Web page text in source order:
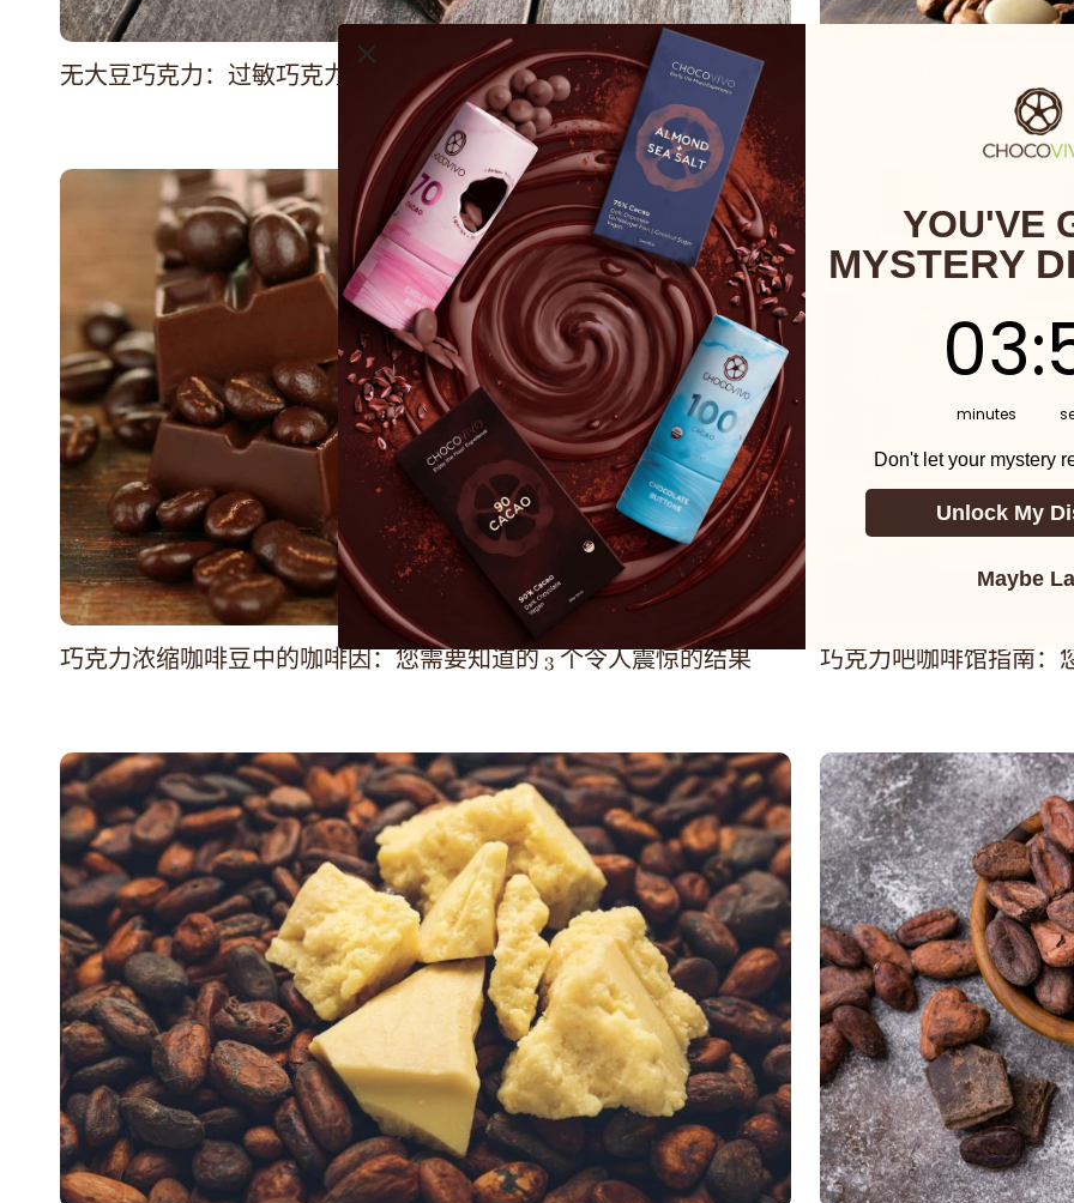
无大豆巧克力：过敏巧克力爱好者的美味佳肴
巧克力浓缩咖啡豆中的咖啡因：您需要知道的 3 个令人震惊的结果 巧克力吧咖啡馆指南：
YOU'VE
MYSTERY
03
minutes
:
Don't let your mystery
Unlock My
Maybe